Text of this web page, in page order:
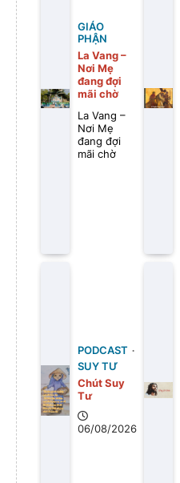
GIÁO
PHẬN
La Vang –
Nơi Mẹ
đang đợi
mãi chờ
La Vang –
Nơi Mẹ
đang đợi
mãi chờ
PODCAST
SUY TƯ
Chút Suy
Tư
06/08/2026